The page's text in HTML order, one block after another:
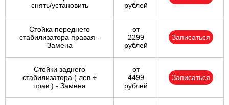
снять/установить
рублей
Стойка переднего
стабилизатора правая -
Замена
от
2299
рублей
Записаться
Стойки заднего
стабилизатора ( лев +
прав ) - Замена
от
4499
рублей
Записаться